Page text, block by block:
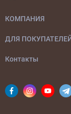
КОМПАНИЯ
ДЛЯ
Контакты